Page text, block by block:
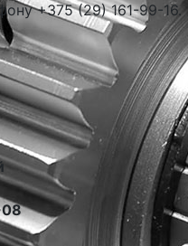
+375 (29) 161-99-16.
08